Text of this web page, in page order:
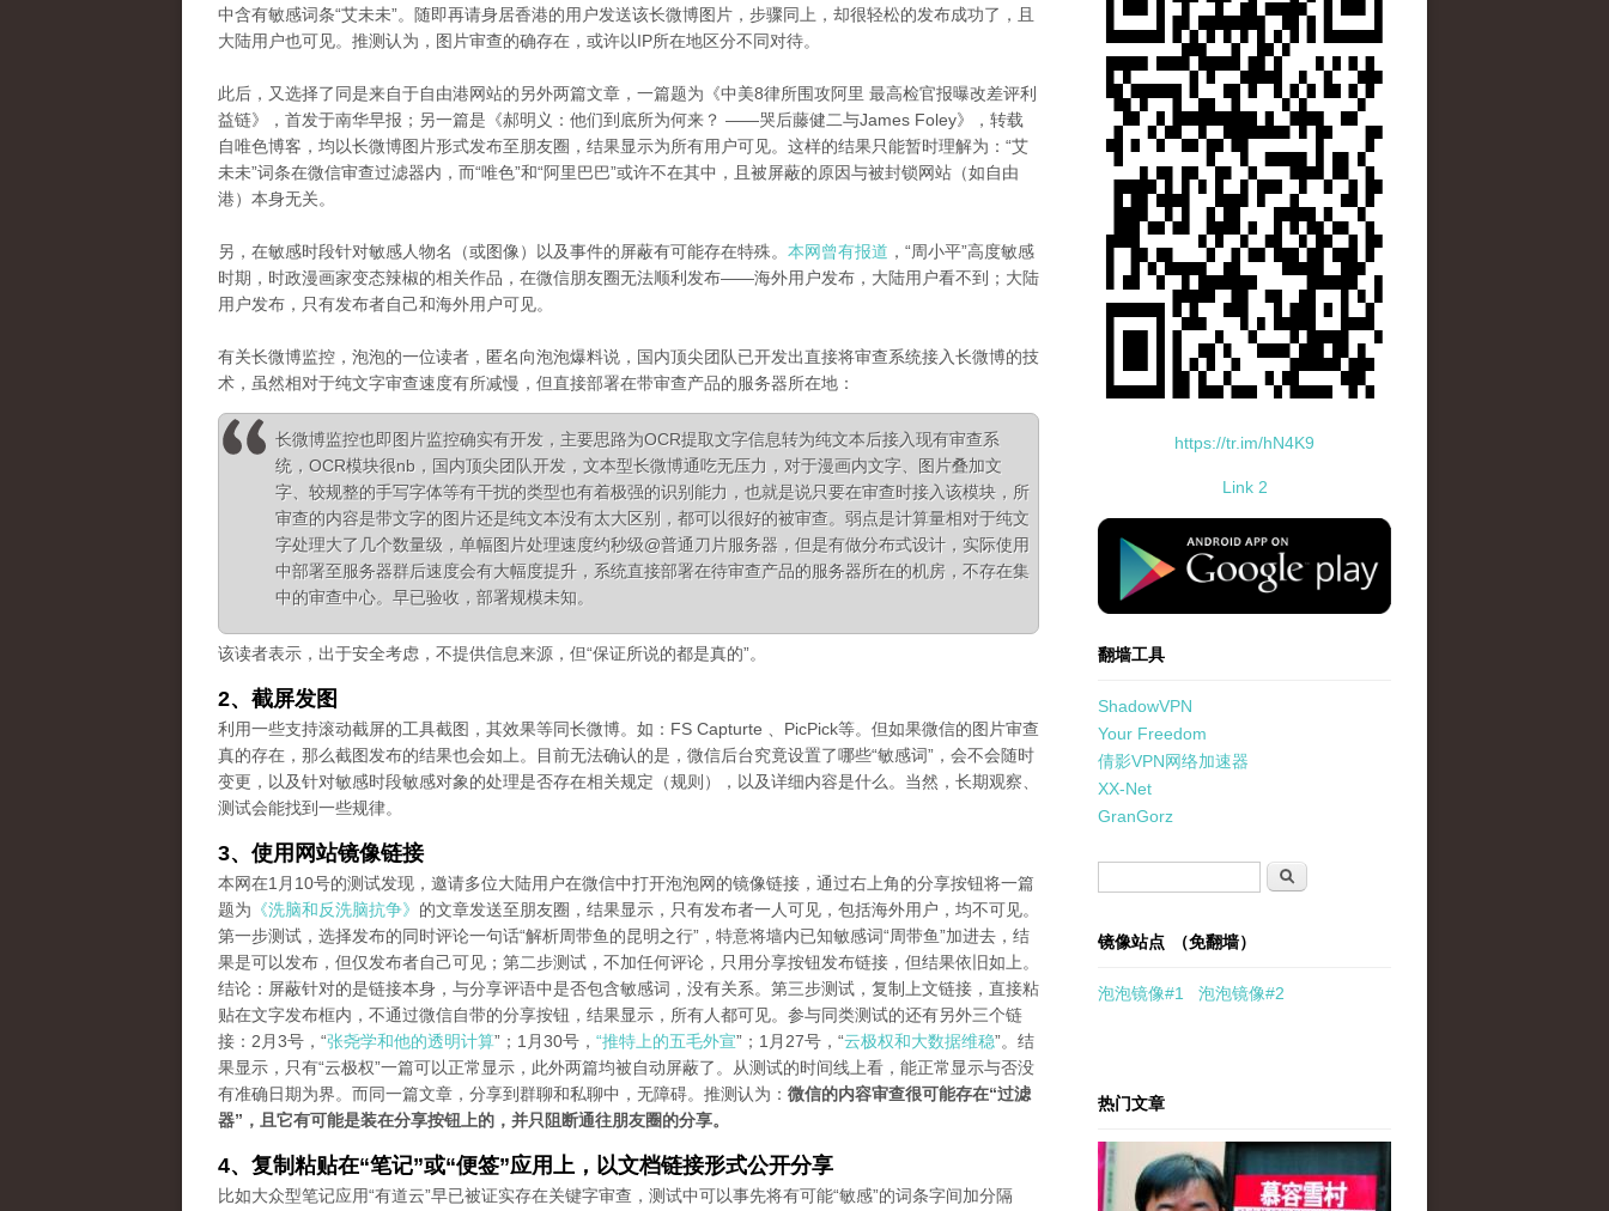
中含有敏感词条“艾未未”。随即再请身居香港的用户发送该长微博图片，步骤同上，却很轻松的发布成功了，且
大陆用户也可见。推测认为，图片审查的确存在，或许以IP所在地区分不同对待。
此后，又选择了同是来自于自由港网站的另外两篇文章，一篇题为《中美8律所围攻阿里 最高检官报曝改差评利
益链》，首发于南华早报；另一篇是《郝明义：他们到底所为何来？ ——哭后藤健二与James Foley》，转载
自唯色博客，均以长微博图片形式发布至朋友圈，结果显示为所有用户可见。这样的结果只能暂时理解为：“艾
未未”词条在微信审查过滤器内，而“唯色”和“阿里巴巴”或许不在其中，且被屏蔽的原因与被封锁网站（如自由
港）本身无关。
另，在敏感时段针对敏感人物名（或图像）以及事件的屏蔽有可能存在特殊。 本网曾有报道 ，“周小平”高度敏感
时期，时政漫画家变态辣椒的相关作品，在微信朋友圈无法顺利发布——海外用户发布，大陆用户看不到；大陆
用户发布，只有发布者自己和海外用户可见。
有关长微博监控，泡泡的一位读者，匿名向泡泡爆料说，国内顶尖团队已开发出直接将审查系统接入长微博的技
术，虽然相对于纯文字审查速度有所减慢，但直接部署在带审查产品的服务器所在地：
长微博监控也即图片监控确实有开发，主要思路为OCR提取文字信息转为纯文本后接入现有审查系
统，OCR模块很nb，国内顶尖团队开发，文本型长微博通吃无压力，对于漫画内文字、图片叠加文
字、较规整的手写字体等有干扰的类型也有着极强的识别能力，也就是说只要在审查时接入该模块，所
审查的内容是带文字的图片还是纯文本没有太大区别，都可以很好的被审查。弱点是计算量相对于纯文
字处理大了几个数量级，单幅图片处理速度约秒级@普通刀片服务器，但是有做分布式设计，实际使用
中部署至服务器群后速度会有大幅度提升，系统直接部署在待审查产品的服务器所在的机房，不存在集
中的审查中心。早已验收，部署规模未知。
该读者表示，出于安全考虑，不提供信息来源，但“保证所说的都是真的”。
2、截屏发图
利用一些支持滚动截屏的工具截图，其效果等同长微博。如：FS Capturte 、PicPick等。但如果微信的图片审查
真的存在，那么截图发布的结果也会如上。目前无法确认的是，微信后台究竟设置了哪些“敏感词”，会不会随时
变更，以及针对敏感时段敏感对象的处理是否存在相关规定（规则），以及详细内容是什么。当然，长期观察、
测试会能找到一些规律。
3、使用网站镜像链接
本网在1月10号的测试发现，邀请多位大陆用户在微信中打开泡泡网的镜像链接，通过右上角的分享按钮将一篇
题为 《洗脑和反洗脑抗争》 的文章发送至朋友圈，结果显示，只有发布者一人可见，包括海外用户，均不可见。
第一步测试，选择发布的同时评论一句话“解析周带鱼的昆明之行”，特意将墙内已知敏感词“周带鱼”加进去，结
果是可以发布，但仅发布者自己可见；第二步测试，不加任何评论，只用分享按钮发布链接，但结果依旧如上。
结论：屏蔽针对的是链接本身，与分享评语中是否包含敏感词，没有关系。第三步测试，复制上文链接，直接粘
贴在文字发布框内，不通过微信自带的分享按钮，结果显示，所有人都可见。参与同类测试的还有另外三个链
接：2月3号，“张尧学和他的透明计算”；1月30号， “推特上的五毛外宣”；1月27号，“云极权和大数据维稳”。结
果显示，只有“云极权”一篇可以正常显示，此外两篇均被自动屏蔽了。从测试的时间线上看，能正常显示与否没
有准确日期为界。而同一篇文章，分享到群聊和私聊中，无障碍。推测认为： 微信的内容审查很可能存在“过滤
器”，且它有可能是装在分享按钮上的，并只阻断通往朋友圈的分享。
4、复制粘贴在“笔记”或“便签”应用上，以文档链接形式公开分享
比如大众型笔记应用“有道云”早已被证实存在关键字审查，测试中可以事先将有可能“敏感”的词条字间加分隔
https://tr.im/hN4K9
Link 2
standard-icon-googleplay-app-store.png
翻墙工具
ShadowVPN
Your Freedom
倩影VPN网络加速器
XX-Net
GranGorz
搜索
镜像站点 （免翻墙）
泡泡镜像#1 泡泡镜像#2
热门文章